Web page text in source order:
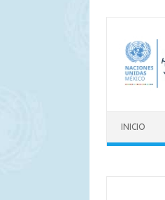
contenido
INICIO